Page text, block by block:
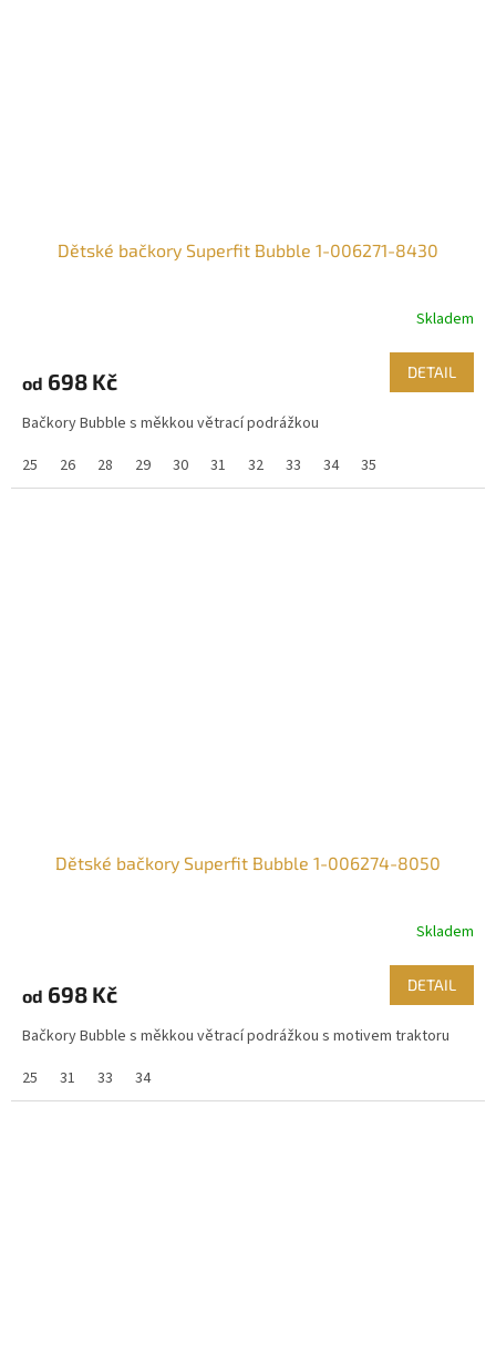
Dětské bačkory Superfit Bubble 1-006271-8430
Skladem
od 698 Kč DETAIL
Bačkory Bubble s měkkou větrací podrážkou
25
26 28 29 30 31 32 33 34 35
Dětské bačkory Superfit Bubble 1-006274-8050
Skladem
od 698 Kč DETAIL
Bačkory Bubble s měkkou větrací podrážkou s motivem traktoru
25
31 33 34